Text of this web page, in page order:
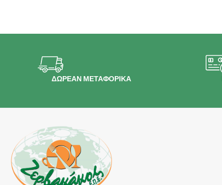
ΔΩΡΕΑΝ ΜΕΤΑΦΟΡΙΚΑ